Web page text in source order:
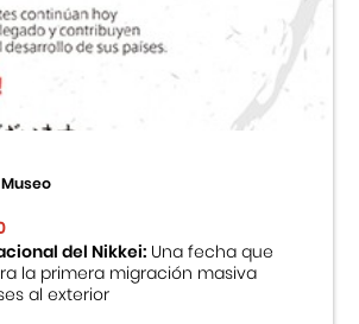
Museo
del Nikkei:Una fecha que
la primera migración masiva
al exterior